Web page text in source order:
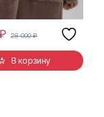
28 000₽
В корзину